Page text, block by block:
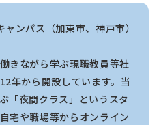
ンパス（加東市、神戸市）
きながら学ぶ現職教員等社
年から開設しています。当
「夜間クラス」というスタ
宅や職場等からオンライン